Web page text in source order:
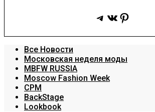
Telegram
ВКонтакте
Pinterest
Все Новости
Московская неделя моды
MBFW RUSSIA
Moscow Fashion Week
CPM
BackStage
Lookbook